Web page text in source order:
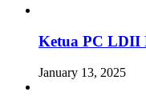
Ketua PC LDII
January 13, 2025